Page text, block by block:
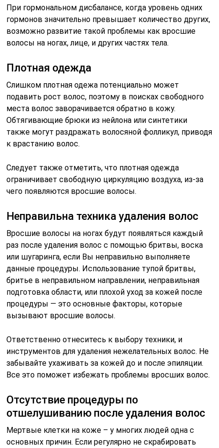
При гормональном дисбалансе, когда уровень одних
гормонов значительно превышает количество других,
возможно развитие такой проблемы как вросшие
волосы на ногах, лице, и других частях тела.
Плотная одежда
Слишком плотная одежа потенциально может
подавить рост волос, поэтому в поисках свободного
места волос заворачивается обратно в кожу.
Обтягивающие брюки из нейлона или синтетики
также могут раздражать волосяной фолликул, приводя
к врастанию волос.
Следует также отметить, что плотная одежда
ограничивает свободную циркуляцию воздуха, из-за
чего появляются вросшие волосы.
Неправильна техника удаления волос
Вросшие волосы на ногах будут появляться каждый
раз после удаления волос с помощью бритвы, воска
или шугаринга, если Вы неправильно выполняете
данные процедуры. Использование тупой бритвы,
бритье в неправильном направлении, неправильная
подготовка области, или плохой уход за кожей после
процедуры — это основные факторы, которые
вызывают вросшие волосы.
Ответственно отнеситесь к выбору техники, и
инструментов для удаления нежелательных волос. Не
забывайте ухаживать за кожей до и после эпиляции.
Все это поможет избежать проблемы вросших волос.
Отсутствие процедуры по
отшелушиванию после удаления волос
Мертвые клетки на коже – у многих людей одна с
основных причин. Если регулярно не скрабировать